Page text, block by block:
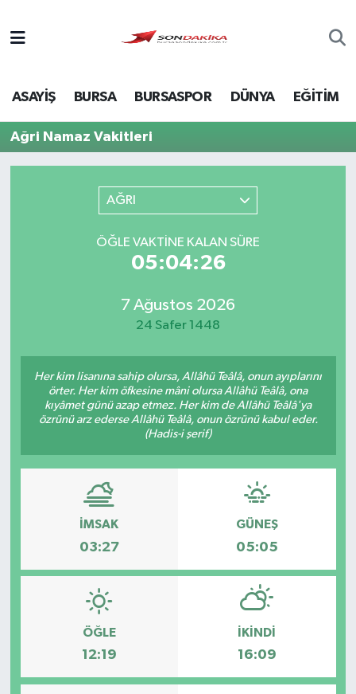
ASAYİŞ BURSA BURSASPOR DÜNYA EĞİTİM
Ağri Namaz Vakitleri
AĞRI
ÖĞLE VAKTINE KALAN SÜRE
05:04:26
7 Ağustos 2026
24 Safer 1448
Her kim lisanına sahip olursa, Allâhü Teâlâ, onun ayıplarını
örter. Her kim öfkesine mâni olursa Allâhü Teâlâ, ona
kıyâmet günü azap etmez. Her kim de Allâhü Teâlâ'ya
özrünü arz ederse Allâhü Teâlâ, onun özrünü kabul eder.
(Hadis-i şerif)
İMSAK
03:27
GÜNEŞ
05:05
ÖĞLE
12:19
İKINDI
16:09
Bursa
Dünya
Sağlık
Siyaset
Spor
Türkiye
Video Galeri